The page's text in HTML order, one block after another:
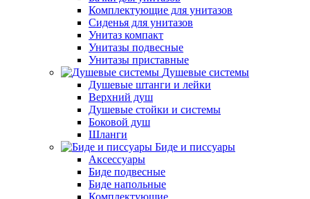
Комплектующие для унитазов
Сиденья для унитазов
Унитаз компакт
Унитазы подвесные
Унитазы приставные
Душевые системы
Душевые штанги и лейки
Верхний душ
Душевые стойки и системы
Боковой душ
Шланги
Биде и писсуары
Аксессуары
Биде подвесные
Биде напольные
Комплектующие